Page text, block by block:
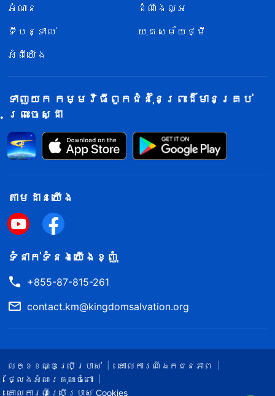
អំណាន
ដំណឹងល្អ
ទីបន្ទាល់
យុគសម័យថ្មី
អំពីយើង
ទាញយក កម្មវិធីពួកជំនុំនៃព្រះដ៏មានគ្រប់
ព្រះចេស្ដា
តាម​ដាន​យើង​
ទំនាក់​ទំនង​យើង​ខ្ញុំ
+855-87-815-261
contact.km@kingdomsalvation.org
លក្ខខណ្ឌ​ប្រើប្រាស់​
គោលការណ៍ឯកជនភាព
ថ្លែងអំណរគុណចំពោះ
គោលការណ៍ប្រើប្រាស់ Cookies